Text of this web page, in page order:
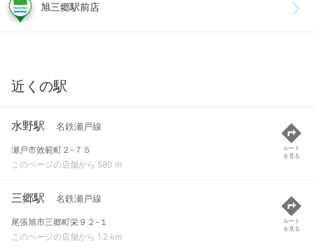
旭三郷駅前店
近くの駅
水野駅 名鉄瀬戸線
瀬戸市效範町２-７５
このページの店舗から 580 m
ルート
を見る
三郷駅 名鉄瀬戸線
尾張旭市三郷町栄９２-１
このページの店舗から 1.2 km
ルート
を見る